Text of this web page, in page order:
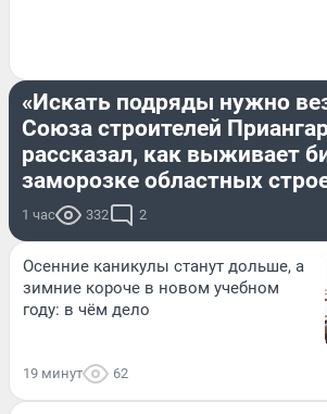
«Искать подряды нужно
Союза строителей
рассказал, как выживает
заморозке областных
1 час 332 2
Осенние каникулы станут дольше, а
зимние короче в новом учебном
году: в чём дело
19 минут 62